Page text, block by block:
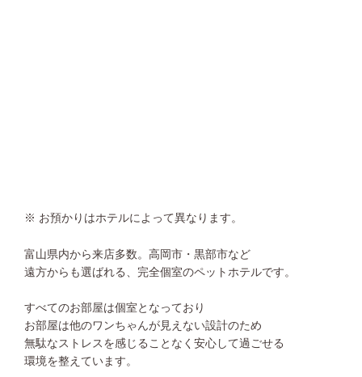
※ お預かりはホテルによって異なります。
富山県内から来店多数。高岡市・黒部市など
遠方からも選ばれる、完全個室のペットホテルです。
すべてのお部屋は個室となっており
お部屋は他のワンちゃんが見えない設計のため
無駄なストレスを感じることなく安心して過ごせる
環境を整えています。